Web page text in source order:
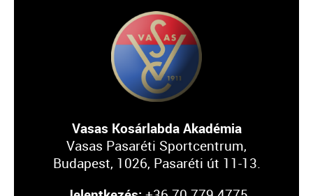
Vasas Kosárlabda Akadémia
Vasas Pasaréti Sportcentrum,
Budapest, 1026, Pasaréti út 11-13.